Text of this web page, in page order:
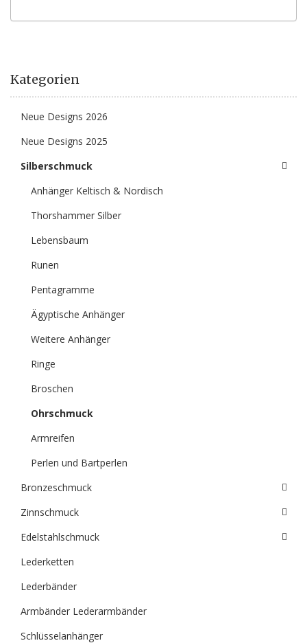
Kategorien
Neue Designs 2026
Neue Designs 2025
Silberschmuck
Anhänger Keltisch & Nordisch
Thorshammer Silber
Lebensbaum
Runen
Pentagramme
Ägyptische Anhänger
Weitere Anhänger
Ringe
Broschen
Ohrschmuck
Armreifen
Perlen und Bartperlen
Bronzeschmuck
Zinnschmuck
Edelstahlschmuck
Lederketten
Lederbänder
Armbänder Lederarmbänder
Schlüsselanhänger